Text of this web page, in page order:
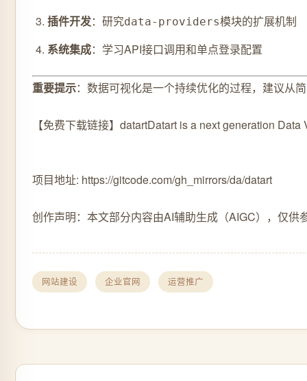
插件开发：研究data-providers模块的扩展机制
系统集成：学习API接口调用和单点登录配置
重要提示：数据可视化是一个持续优化的过程，建议从
【免费下载链接】datartDatart is a next generation
项目地址: https://gitcode.com/gh_mirrors/da/datart
创作声明：本文部分内容由AI辅助生成（AIGC），仅供
网站建设 企业官网 运营推广